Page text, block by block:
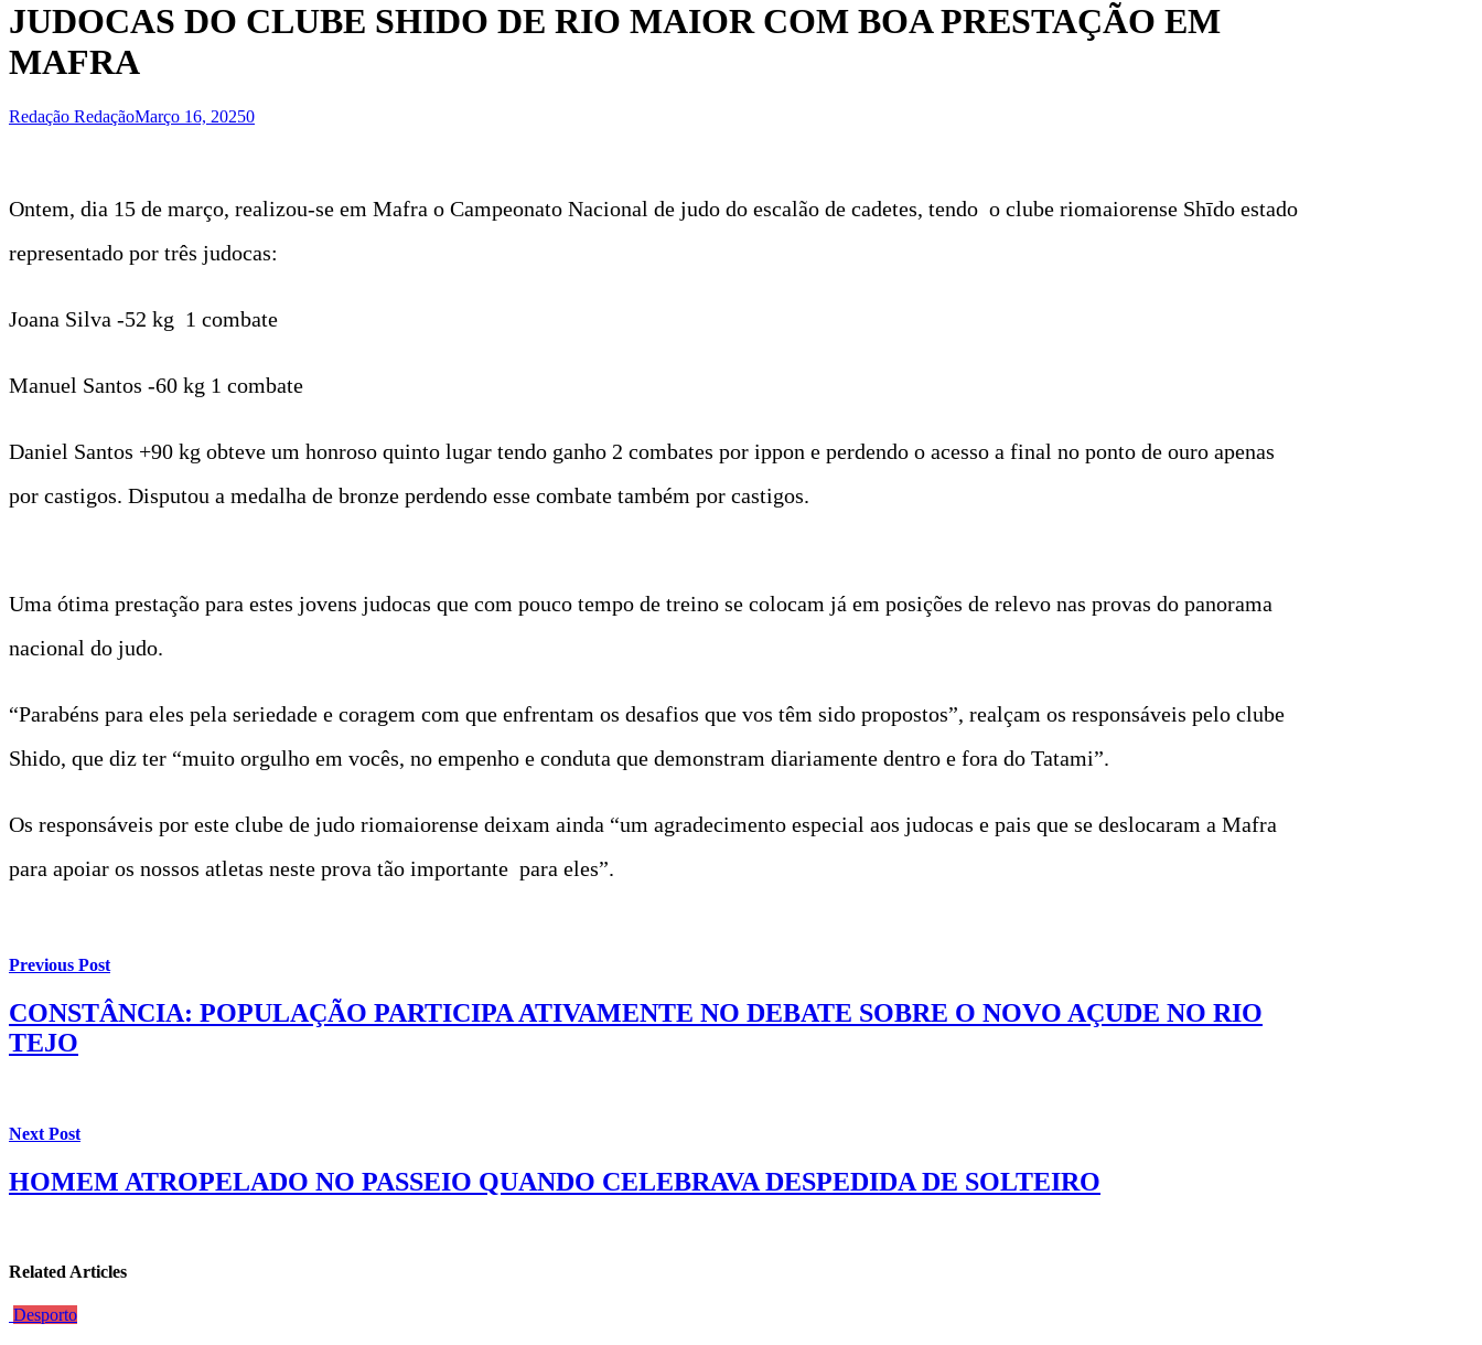
JUDOCAS DO CLUBE SHIDO DE RIO MAIOR COM BOA PRESTAÇÃO EM
MAFRA
Redação RedaçãoMarço 16, 20250
Ontem, dia 15 de março, realizou-se em Mafra o Campeonato Nacional de judo do escalão de cadetes, tendo o clube riomaiorense Shīdo estado
representado por três judocas:
Joana Silva -52 kg 1 combate
Manuel Santos -60 kg 1 combate
Daniel Santos +90 kg obteve um honroso quinto lugar tendo ganho 2 combates por ippon e perdendo o acesso a final no ponto de ouro apenas
por castigos. Disputou a medalha de bronze perdendo esse combate também por castigos.
Uma ótima prestação para estes jovens judocas que com pouco tempo de treino se colocam já em posições de relevo nas provas do panorama
nacional do judo.
“Parabéns para eles pela seriedade e coragem com que enfrentam os desafios que vos têm sido propostos”, realçam os responsáveis pelo clube
Shido, que diz ter “muito orgulho em vocês, no empenho e conduta que demonstram diariamente dentro e fora do Tatami”.
Os responsáveis por este clube de judo riomaiorense deixam ainda “um agradecimento especial aos judocas e pais que se deslocaram a Mafra
para apoiar os nossos atletas neste prova tão importante para eles”.
Previous Post
CONSTÂNCIA: POPULAÇÃO PARTICIPA ATIVAMENTE NO DEBATE SOBRE O NOVO AÇUDE NO RIO
TEJO
Next Post
HOMEM ATROPELADO NO PASSEIO QUANDO CELEBRAVA DESPEDIDA DE SOLTEIRO
Related Articles
Desporto